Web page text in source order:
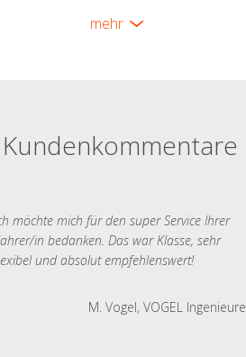
mehr
Kundenkommentare
möchte mich für den super Service Ihrer
in bedanken. Das war Klasse, sehr
und absolut empfehlenswert!
M. Vogel, VOGEL Ingenieure